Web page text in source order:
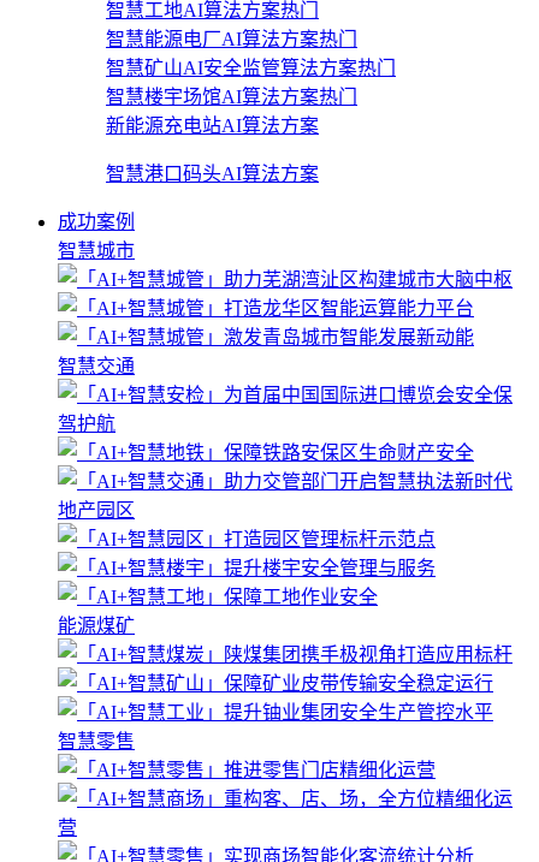
智慧工地AI算法方案热门
智慧能源电厂AI算法方案热门
智慧矿山AI安全监管算法方案热门
智慧楼宇场馆AI算法方案热门
新能源充电站AI算法方案
智慧港口码头AI算法方案
成功案例
智慧城市
智慧交通
地产园区
能源煤矿
智慧零售